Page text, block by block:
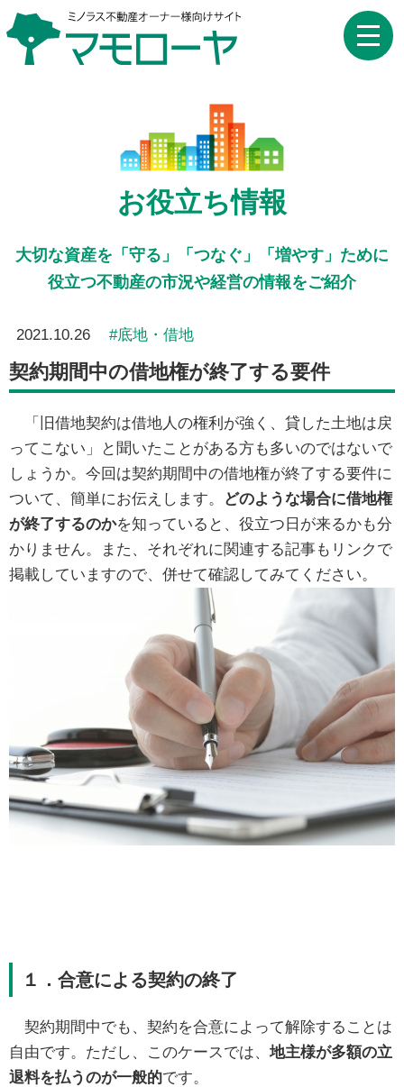
toggle
お役立ち情報
大切な資産を「守る」「つなぐ」「増やす」ために
役立つ不動産の市況や経営の情報をご紹介
2021.10.26 底地・借地
契約期間中の借地権が終了する要件
「旧借地契約は借地人の権利が強く、貸した土地は戻
ってこない」と聞いたことがある方も多いのではないで
しょうか。今回は契約期間中の借地権が終了する要件に
ついて、簡単にお伝えします。
どのような場合に借地権
が終了するのかを知っていると、役立つ日が来るかも分
かりません。また、それぞれに関連する記事もリンクで
掲載していますので、併せて確認してみてください。
１．合意による契約の終了
契約期間中でも、契約を合意によって解除することは
自由です。ただし、このケースでは、 地主様が多額の立
退料を払うのが一般的です。